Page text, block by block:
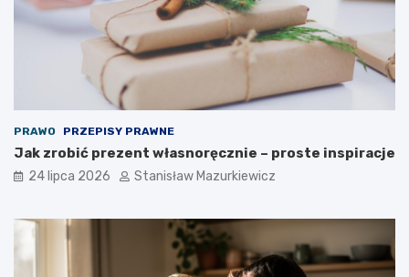
PRAWO PRZEPISY PRAWNE
Jak zrobić prezent własnoręcznie – proste inspiracje
24 lipca 2026 Stanisław Mazurkiewicz